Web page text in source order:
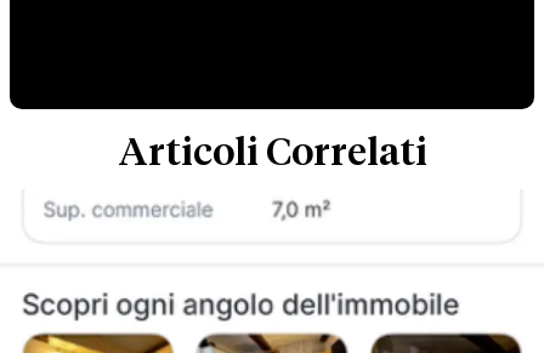
Articoli Correlati